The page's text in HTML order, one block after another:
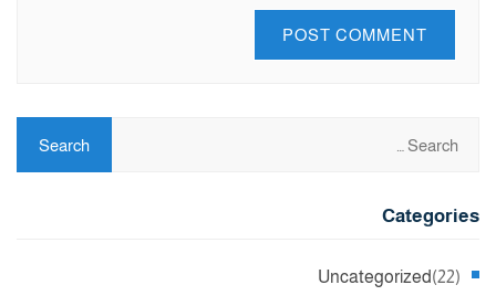
Categories
Uncategorized (22)